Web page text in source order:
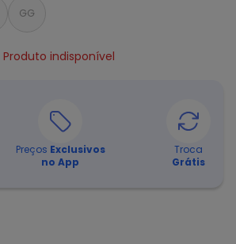
GG
Produto indisponível
Preços Exclusivos
no App
Troca
Grátis